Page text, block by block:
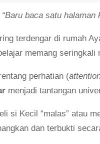
“Baru baca satu
terdengar di rumah
memang seringkali
perhatian (
menjadi tantangan
si Kecil “malas” atau
dan terbukti